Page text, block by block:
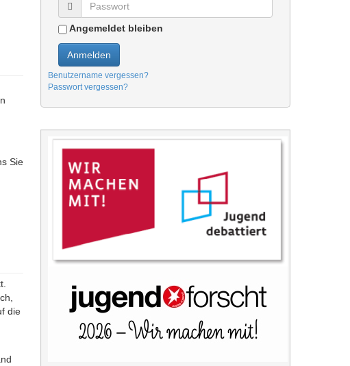
Sie
die
Angemeldet bleiben
Anmelden
Benutzername vergessen?
Passwort vergessen?